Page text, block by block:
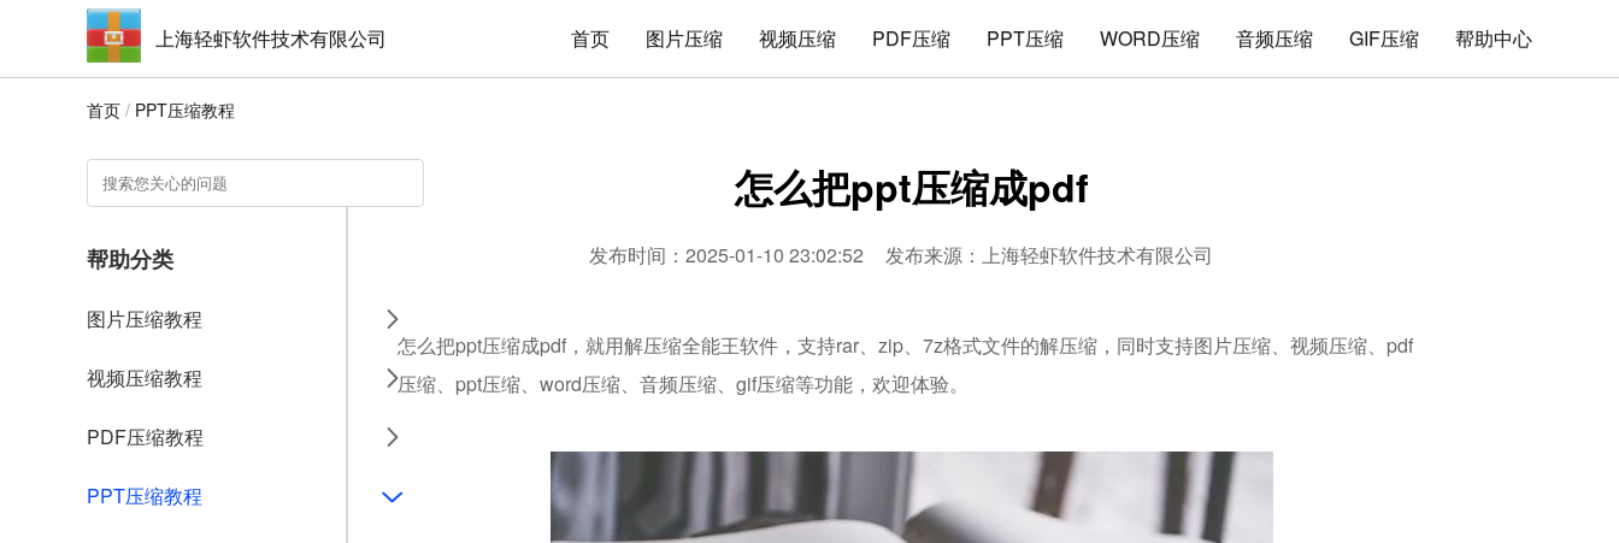
上海轻虾软件技术有限公司 首页 图片压缩 视频压缩 PDF压缩 PPT压缩 WORD压缩 音频压缩 GIF压缩 帮助中心
首页 / PPT压缩教程
帮助分类
图片压缩教程
视频压缩教程
PDF压缩教程
PPT压缩教程
怎么把ppt压缩成pdf
发布时间：2025-01-10 23:02:52 发布来源：上海轻虾软件技术有限公司
怎么把ppt压缩成pdf，就用解压缩全能王软件，支持rar、zip、7z格式文件的解压缩，同时支持图片压缩、视频压缩、pdf
压缩、ppt压缩、word压缩、音频压缩、gif压缩等功能，欢迎体验。